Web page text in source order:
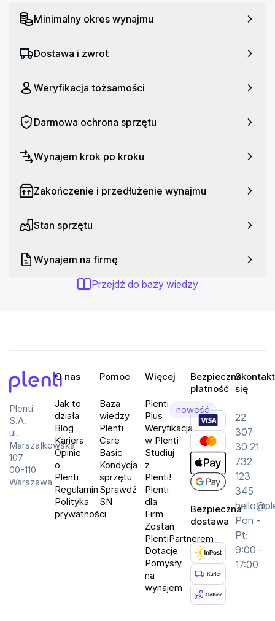
Minimalny okres wynajmu
Dostawa i zwrot
Weryfikacja tożsamości
Darmowa ochrona sprzętu
Wynajem krok po kroku
Zakończenie i przedłużenie wynajmu
Stan sprzętu
Wynajem na firmę
Przejdź do bazy wiedzy
Plenti
S.A.
ul.
Marszałkowska
107
00-110
Warszawa
O nas
Jak to
działa
Blog
Kariera
Opinie
o
Plenti
Regulamin
Polityka
prywatności
Pomoc
Baza
wiedzy
Plenti
Care
Basic
Kondycja
sprzętu
Sprawdź
SN
Więcej
Plenti
Plus
nowość
Weryfikacja
w Plenti
Studiuj
z
Plenti!
Plenti
dla
Firm
Zostań
PlentiPartnerem
Dotacje
Pomysły
na
wynajem
Bezpieczna
płatność
Bezpieczna
dostawa
się
22
307
30 21
732
123
345
Pon -
Pt:
9:00 -
17:00